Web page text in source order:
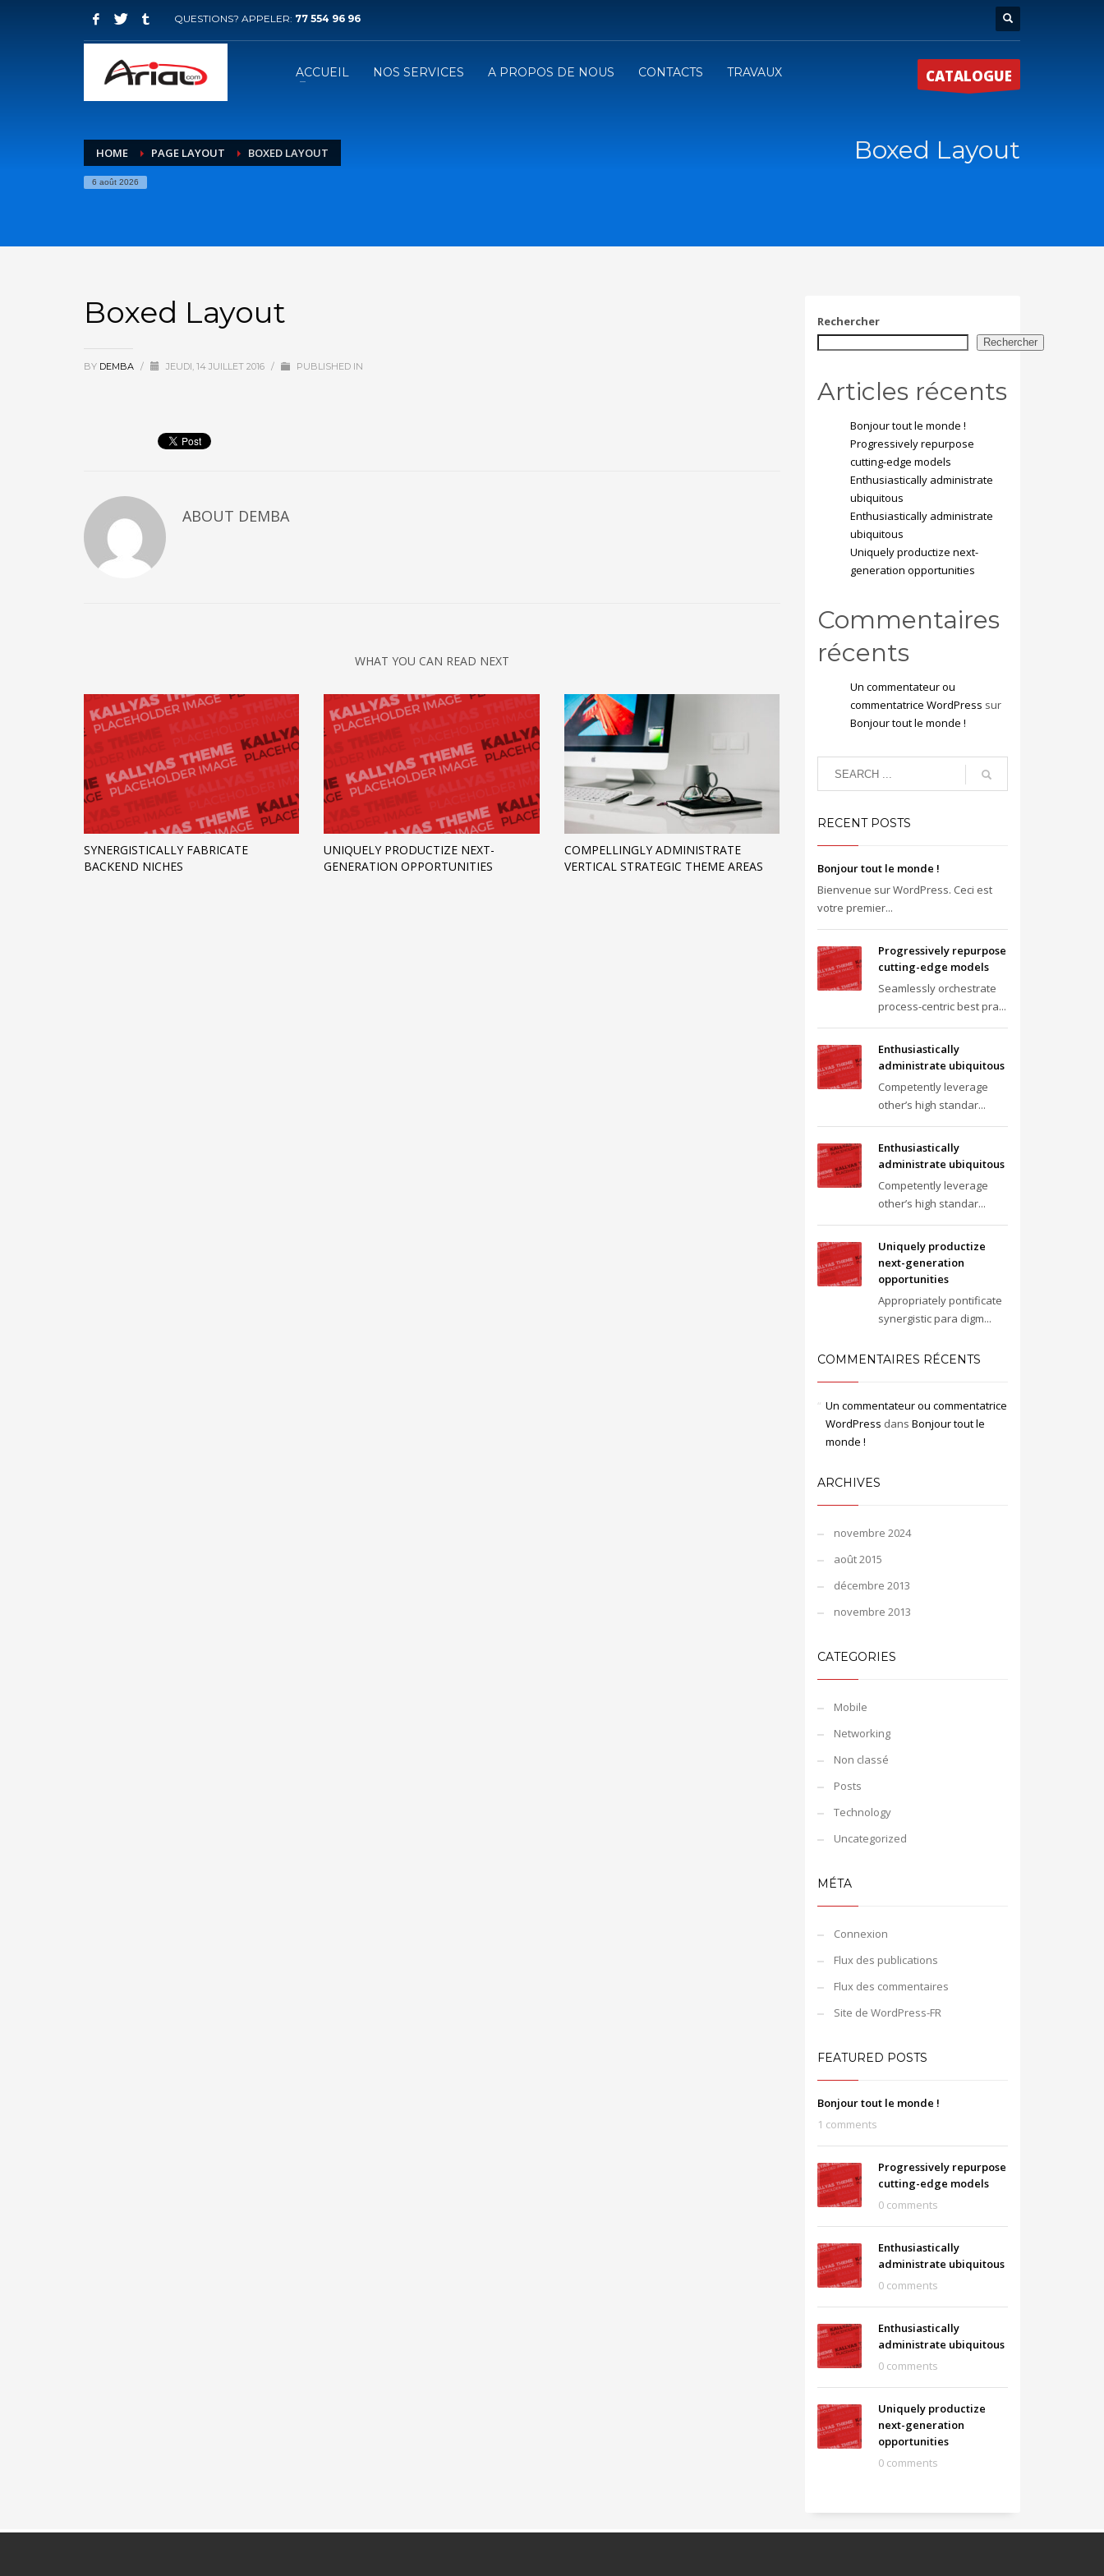
QUESTIONS? APPELER: 77 554 96 96
ACCUEIL NOS SERVICES A PROPOS DE NOUS CONTACTS TRAVAUX CATALOGUE
HOME PAGE LAYOUT BOXED LAYOUT
6 août 2026
Boxed Layout
Boxed Layout
BY DEMBA / JEUDI, 14 JUILLET 2016 / PUBLISHED IN
ABOUT DEMBA
WHAT YOU CAN READ NEXT
SYNERGISTICALLY FABRICATE
BACKEND NICHES
UNIQUELY PRODUCTIZE NEXT-
GENERATION OPPORTUNITIES
COMPELLINGLY ADMINISTRATE
VERTICAL STRATEGIC THEME AREAS
Rechercher
Rechercher
Articles récents
Bonjour tout le monde !
Progressively repurpose
cutting-edge models
Enthusiastically administrate
ubiquitous
Enthusiastically administrate
ubiquitous
Uniquely productize next-
generation opportunities
Commentaires
récents
Un commentateur ou
commentatrice WordPress sur
Bonjour tout le monde !
RECENT POSTS
Bonjour tout le monde !
Bienvenue sur WordPress. Ceci est
votre premier...
Progressively repurpose
cutting-edge models
Seamlessly orchestrate
process-centric best pra...
Enthusiastically
administrate ubiquitous
Competently leverage
other’s high standar...
Enthusiastically
administrate ubiquitous
Competently leverage
other’s high standar...
Uniquely productize
next-generation
opportunities
Appropriately pontificate
synergistic para digm...
COMMENTAIRES RÉCENTS
Un commentateur ou commentatrice
WordPress dans Bonjour tout le
monde !
ARCHIVES
novembre 2024
août 2015
décembre 2013
novembre 2013
CATEGORIES
Mobile
Networking
Non classé
Posts
Technology
Uncategorized
MÉTA
Connexion
Flux des publications
Flux des commentaires
Site de WordPress-FR
FEATURED POSTS
Bonjour tout le monde !
1 comments
Progressively repurpose
cutting-edge models
0 comments
Enthusiastically
administrate ubiquitous
0 comments
Enthusiastically
administrate ubiquitous
0 comments
Uniquely productize
next-generation
opportunities
0 comments